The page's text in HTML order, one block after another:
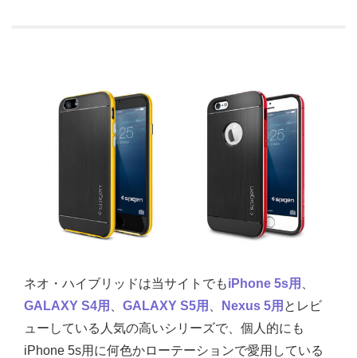
ネオ・ハイブリッドは当サイトでもiPhone 5s用
GALAXY S4用
GALAXY S5用 Nexus 5用 とレビ
ューしている人気の高いシリーズで、個人的にも
iPhone 5s用に何色かローテーションで愛用している